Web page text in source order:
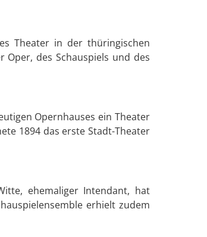
Theater in der thüringischen
des Schauspiels und des
Opernhauses ein Theater
1894 das erste Stadt-Theater
ehemaliger Intendant, hat
erhielt zudem